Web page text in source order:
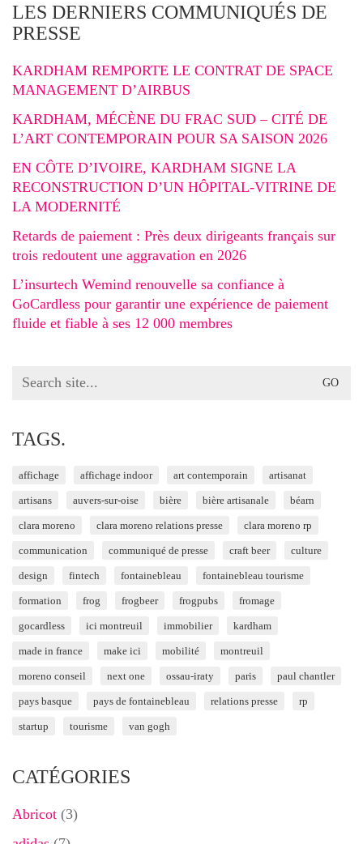
LES DERNIERS COMMUNIQUÉS DE
PRESSE
KARDHAM REMPORTE LE CONTRAT DE SPACE
MANAGEMENT D’AIRBUS
KARDHAM, MÉCÈNE DU FRAC SUD – CITÉ DE
L’ART CONTEMPORAIN POUR SA SAISON 2026
EN CÔTE D’IVOIRE, KARDHAM SIGNE LA
RECONSTRUCTION D’UN HÔPITAL-VITRINE DE
LA MODERNITÉ
Retards de paiement : Près deux dirigeants français sur
trois redoutent une aggravation en 2026
L’insurtech Wemind renouvelle sa confiance à
GoCardless pour garantir une expérience de paiement
fluide et fiable à ses 12 000 membres
Search
TAGS.
affichage affichage indoor art contemporain artisanat
artisans auvers-sur-oise bière bière artisanale béarn
clara moreno clara moreno relations presse clara moreno rp
communication communiqué de presse craft beer culture
design fintech fontainebleau fontainebleau tourisme
formation frog frogbeer frogpubs fromage
gocardless ici montreuil immobilier kardham
made in france make ici mobilité montreuil
moreno conseil next one ossau-iraty paris paul chantler
pays basque pays de fontainebleau relations presse rp
startup tourisme van gogh
CATÉGORIES
Abricot (3)